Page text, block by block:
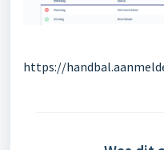
https://